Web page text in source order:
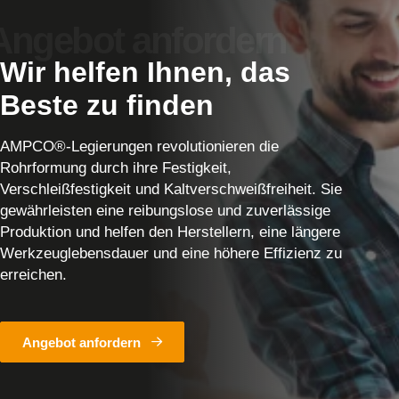
Wir helfen Ihnen, das
Beste zu finden
AMPCO®-Legierungen revolutionieren die
Rohrformung durch ihre Festigkeit,
Verschleißfestigkeit und Kaltverschweißfreiheit. Sie
gewährleisten eine reibungslose und zuverlässige
Produktion und helfen den Herstellern, eine längere
Werkzeuglebensdauer und eine höhere Effizienz zu
erreichen.
Angebot anfordern